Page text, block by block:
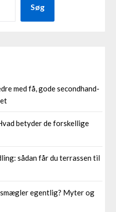
Søg
med få, gode secondhand-
betyder de forskellige
sådan får du terrassen til
egentlig? Myter og